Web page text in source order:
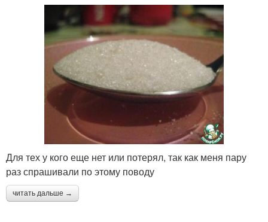
Для тех у кого еще нет или потерял, так как меня пару
раз спрашивали по этому поводу
читать дальше →